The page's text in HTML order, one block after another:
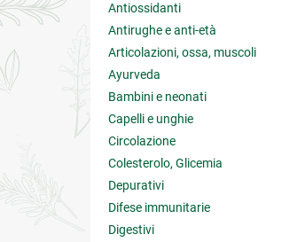
Antiossidanti
Antirughe e anti-età
Articolazioni, ossa, muscoli
Ayurveda
Bambini e neonati
Capelli e unghie
Circolazione
Colesterolo, Glicemia
Depurativi
Difese immunitarie
Digestivi